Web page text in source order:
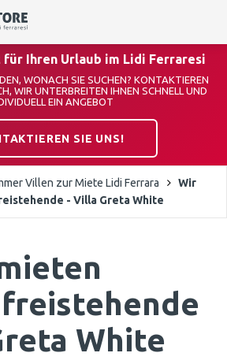
für Ihren Urlaub im Lidi Ferraresi
WONACH SIE SUCHEN? KONTAKTIEREN
WIR UNTERBREITEN IHNEN SCHNELL UND
EIN ANGEBOT
SIE UNS!
Villen zur Miete Lidi Ferrara
Wir
- Villa Greta White
White